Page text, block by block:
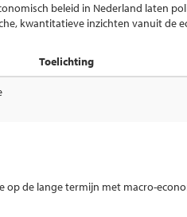
beleid in Nederland laten
kwantitatieve inzichten vanuit de
Toelichting
op de lange termijn met macro-